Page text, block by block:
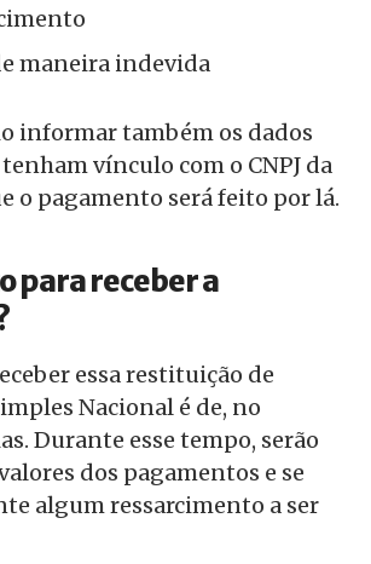
maneira indevida
informar também os dados
vínculo com o CNPJ da
o pagamento será feito por lá.
para receber a
essa restituição de
Nacional é de, no
Durante esse tempo, serão
dos pagamentos e se
algum ressarcimento a ser